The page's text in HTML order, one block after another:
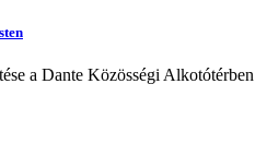
a Dante Közösségi Alkotótérben